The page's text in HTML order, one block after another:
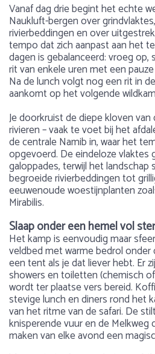
Vanaf dag drie begint het echte
Naukluft-bergen over
rivierbeddingen en over
tempo dat zich aanpast aan het
dagen is gebalanceerd: vroeg
rit van enkele uren met een
Na de lunch volgt nog een rit in
aankomt op het volgende
Je doorkruist de diepe kloven
rivieren – vaak te voet bij het
de centrale Namib in, waar het
opgevoerd. De eindeloze vlaktes
galoppades, terwijl het landschap
begroeide rivierbeddingen tot
eeuwenoude woestijnplanten
Mirabilis.
Slaap onder een hemel vol
Het kamp is eenvoudig maar
veldbed met warme bedrol
een tent als je dat liever hebt. Er
showers en toiletten (chemisch
wordt ter plaatse vers bereid.
stevige lunch en diners rond het
van het ritme van de safari. De
knisperende vuur en de
maken van elke avond een